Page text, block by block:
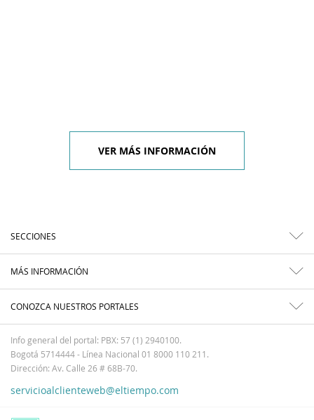
VER MÁS INFORMACIÓN
SECCIONES
MÁS INFORMACIÓN
CONOZCA NUESTROS PORTALES
Info general del portal: PBX: 57 (1) 2940100.
Bogotá 5714444 - Línea Nacional 01 8000 110 211.
Dirección: Av. Calle 26 # 68B-70.
servicioalclienteweb@eltiempo.com